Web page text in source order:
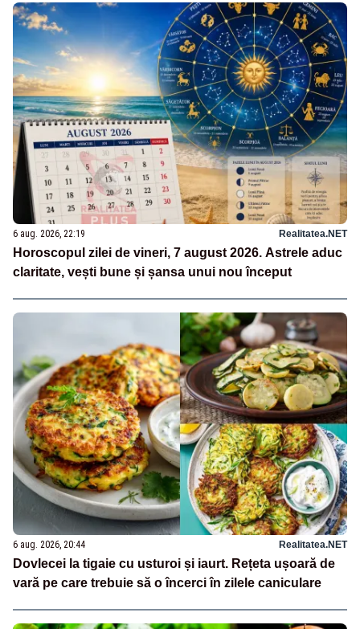
6 aug. 2026, 22:19 Realitatea.NET
Horoscopul zilei de vineri, 7 august 2026. Astrele aduc
claritate, vești bune și șansa unui nou început
6 aug. 2026, 20:44 Realitatea.NET
Dovlecei la tigaie cu usturoi și iaurt. Rețeta ușoară de
vară pe care trebuie să o încerci în zilele caniculare